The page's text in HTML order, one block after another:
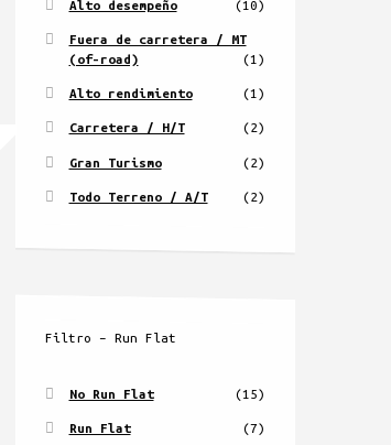
Alto desempeño (10)
Fuera de carretera / MT
(of-road)
(1)
Alto rendimiento (1)
Carretera / H/T (2)
Gran Turismo (2)
Todo Terreno / A/T (2)
Filtro – Run Flat
No Run Flat (15)
Run Flat (7)